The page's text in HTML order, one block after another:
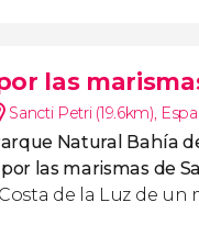
las
Sancti Petri (19.6km),
Natural Bahía
las marismas de
de la Luz de un